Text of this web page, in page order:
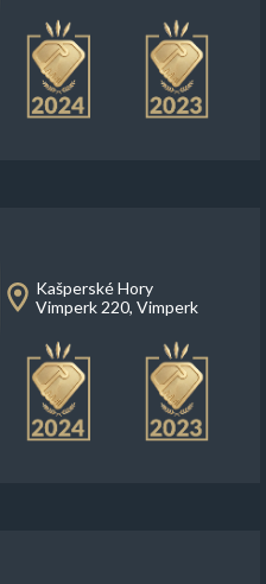
Kašperské Hory
Vimperk 220, Vimperk